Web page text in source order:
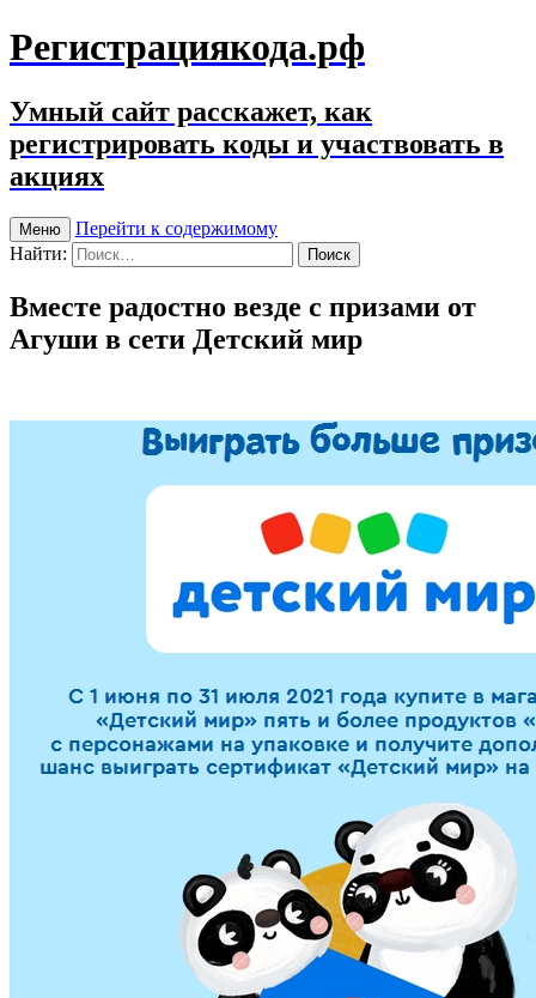
Регистрациякода.рф
Умный сайт расскажет, как
регистрировать коды и участвовать в
акциях
Меню
Перейти к содержимому
Найти:
Вместе радостно везде с призами от
Агуши в сети Детский мир